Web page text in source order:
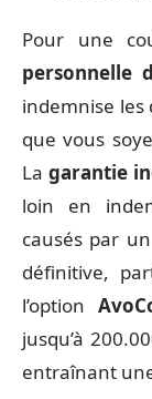
Pour une
personnelle
indemnise les
que vous
La garantie
loin en
causés par
définitive,
l’option
jusqu’à
entraînant